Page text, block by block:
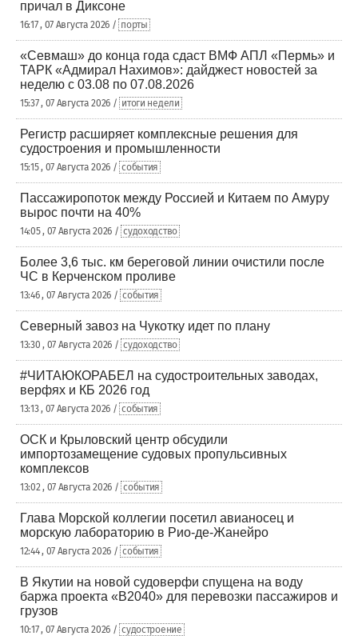
причал в Диксоне
16:17 , 07 Августа 2026 / порты
«Севмаш» до конца года сдаст ВМФ АПЛ «Пермь» и
ТАРК «Адмирал Нахимов»: дайджест новостей за
неделю с 03.08 по 07.08.2026
15:37 , 07 Августа 2026 / итоги недели
Регистр расширяет комплексные решения для
судостроения и промышленности
15:15 , 07 Августа 2026 / события
Пассажиропоток между Россией и Китаем по Амуру
вырос почти на 40%
14:05 , 07 Августа 2026 / судоходство
Более 3,6 тыс. км береговой линии очистили после
ЧС в Керченском проливе
13:46 , 07 Августа 2026 / события
Северный завоз на Чукотку идет по плану
13:30 , 07 Августа 2026 / судоходство
#ЧИТАЮКОРАБЕЛ на судостроительных заводах,
верфях и КБ 2026 год
13:13 , 07 Августа 2026 / события
ОСК и Крыловский центр обсудили
импортозамещение судовых пропульсивных
комплексов
13:02 , 07 Августа 2026 / события
Глава Морской коллегии посетил авианосец и
морскую лабораторию в Рио-де-Жанейро
12:44 , 07 Августа 2026 / события
В Якутии на новой судоверфи спущена на воду
баржа проекта «В2040» для перевозки пассажиров и
грузов
10:17 , 07 Августа 2026 / судостроение